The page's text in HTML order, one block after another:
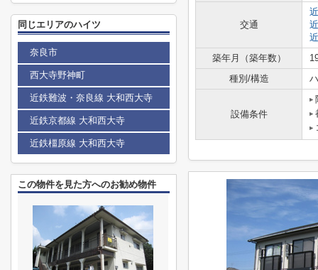
交通
築年月（築年数）
種別/構造
設備条件
同じエリアのハイツ
奈良市
西大寺野神町
近鉄難波・奈良線 大和西大寺
近鉄京都線 大和西大寺
近鉄橿原線 大和西大寺
この物件を見た方へのお勧め物件